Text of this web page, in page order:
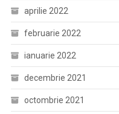
aprilie 2022
februarie 2022
ianuarie 2022
decembrie 2021
octombrie 2021